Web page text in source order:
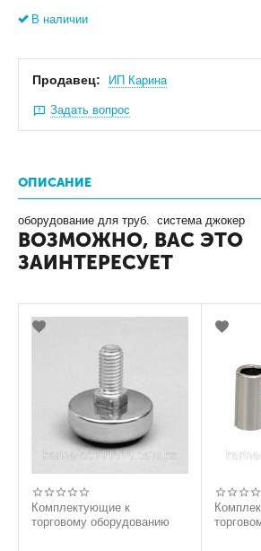
В наличии
Продавец: ИП Карина
Задать вопрос
ОПИСАНИЕ
оборудование для труб. система джокер
ВОЗМОЖНО, ВАС ЭТО
ЗАИНТЕРЕСУЕТ
Комплектующие к
торговому оборудованию